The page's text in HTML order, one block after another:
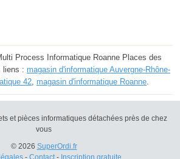
Process Informatique Roanne Places des
liens : magasin d'informatique Auvergne-Rhône-
42, magasin d'informatique Roanne.
et pièces informatiques détachées près de chez
vous
© 2026 SuperOrdi.fr
- Contact- Inscription gratuite